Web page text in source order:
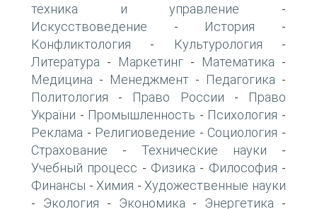
техника и управление -
Искусствоведение - История -
Конфликтология - Культурология -
Литература - Маркетинг - Математика -
Медицина - Менеджмент - Педагогика -
Политология - Право России -
Право
України - Промышленность - Психология -
Реклама - Религиоведение - Социология -
Страхование - Технические науки -
Учебный процесс - Физика - Философия -
Финансы - Химия - Художественные науки
- Экология - Экономика - Энергетика -